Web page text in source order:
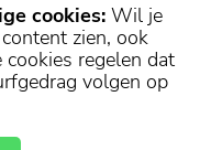
of een pagina
deze pagina.
cookies: Wil je
zien, ook
cookies regelen dat
volgen op